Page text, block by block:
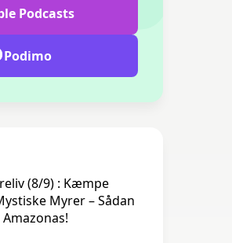
Podcasts
Podimo
(8/9) : Kæmpe
Myrer – Sådan